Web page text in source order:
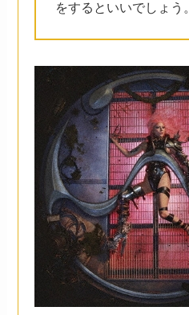
をするといいでしょう。